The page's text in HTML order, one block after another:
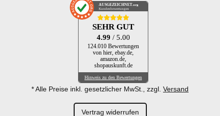
AUSGEZEICHNET .org
Kundenbewertungen
SEHR GUT
4.99 / 5.00
124.010 Bewertungen
von hier, ebay.de,
amazon.de,
shopauskunft.de
Hinweis zu den Bewertungen
* Alle Preise inkl. gesetzlicher MwSt., zzgl. Versand
Vertrag widerrufen